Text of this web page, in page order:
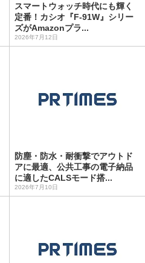
スマートウォッチ時代にも輝く
定番！カシオ『F-91W』シリー
ズがAmazonプラ...
2026年7月12日
防塵・防水・耐衝撃でアウトド
アに最適、公共工事の電子納品
に適したCALSモード搭...
2026年7月10日